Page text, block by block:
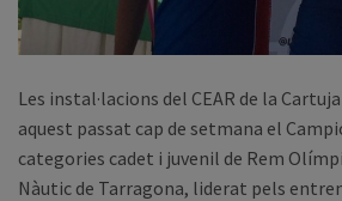
Les instal·lacions del CEAR de la
aquest passat cap de setmana el
categories cadet i juvenil de Rem
Nàutic de Tarragona, liderat pels